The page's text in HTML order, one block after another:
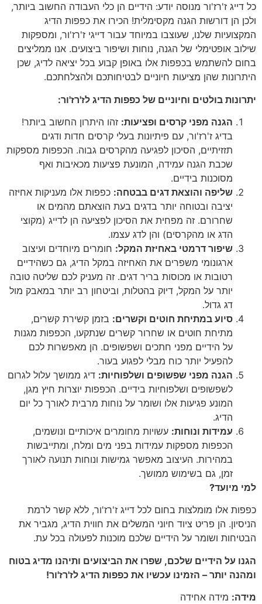
כל דייג ז'רז'ור מנוסה יודע: הידיים הן כלי העבודה החשוב ביותר,
ולכן הן דורשות הגנה מקסימלית! הכירו את כפפות הדיג
המקצועיות שלנו, שעוצבו במיוחד עבור דייגי ז'רז'ור, ומספקות
שילוב אופטימלי של הגנה, נוחות ושיפור ביצועים. אנו ממליצים
בחום להשתמש בכפפות אלו באופן קבוע בכל יציאה לדיג, שכן
היתרונות שהן מציעות חיוניים לבטיחותכם ולהצלחתכם.
יתרונות בולטים וחיוניים של כפפות הדיג לז'רז'ור:
הגנה מפני קרסים ופציעות: זהו היתרון החשוב ביותר!
בדיג ז'רז'ור, עם פיתיונות בעלי קרסים חדות ודגים
תזזיתיים, הסיכון לפגיעה מהקרסים גבוה. הכפפות מספקות
שכבת הגנה עמידה, המונעת פציעות מכאיבות ואף
מסוכנות בידיים.
שליפה והוצאת דגים בבטחה: כפפות אלו מעניקות אחיזה
יציבה ובטוחה יותר בדגים בעת הוצאתם מהמים או
שחרורם. זה מפחית את הסיכון לפציעה הן לדייג (מקוצי
הדג או מהקרסים) והן לדג עצמו.
שיפור דרמטי באחיזת המקל: חומרים מיוחדים ועיצוב
ארגונומי משפרים את האחיזה במקל הדיג, גם כשהידיים
רטובות או מכוסות בריר דגים. זה מעניק לכם שליטה טובה
יותר על המקל, דיוק בהטלות, וביטחון רב יותר במאבק מול
דג גדול.
סיוע במתיחת חוטים וקשרים: בזמן קשירת קשרים,
מתיחת חוטים או שחרור קשרים שנתקעו, הכפפות מגנות
על הידיים מפני חתכים ושפשופים. הן מאפשרות לכם
להפעיל יותר כוח מבלי לפגוע בעור.
הגנה מפני שפשופים ושלפוחיות: דיג ממושך עלול לגרום
לשפשופים ושלפוחיות בידיים. הכפפות יוצרות חיץ מגן,
המונע פגיעות אלו ושומר על נוחות מרבית לאורך כל יום
הדיג.
עמידות ונוחות: עשויות מחומרים איכותיים ונושמים,
הכפפות מספקות עמידות בפני מים ומלח, ומתייבשות
במהירות. העיצוב מאפשר גמישות ונוחות תנועה לאורך
זמן, גם בשימוש ממושך.
למי מיועד?
כפפות אלו מומלצות בחום לכל דייג ז'רז'ור, ללא קשר לרמת
הניסיון. הן פריט ציוד חיוני המשלים את חווית הדיג, מגביר את
הבטיחות ושומר על הידיים שלכם מוכנות לפעולה בכל עת.
הגנו על הידיים שלכם, שפרו את הביצועים ותיהנו מדיג בטוח
ומהנה יותר – הזמינו עכשיו את כפפות הדיג לז'רז'ור!
מידה: מידה אחידה